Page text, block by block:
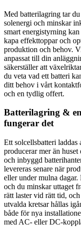
Med batterilagring tar
solenergi och minskar
smart energistyrning
kapa effekttoppar och
produktion och behov.
anpassat till din
säkerställer att
du veta vad ett batteri
ditt behov i vårt
och en tydlig offert.
Batterilagring &
fungerar det
Ett solcellsbatteri
producerar mer än
och inbyggd
levereras senare när
eller under mulna dagar.
och du minskar uttaget
rätt laster vid rätt tid,
utvalda kretsar hållas
både för nya
med AC- eller DC-